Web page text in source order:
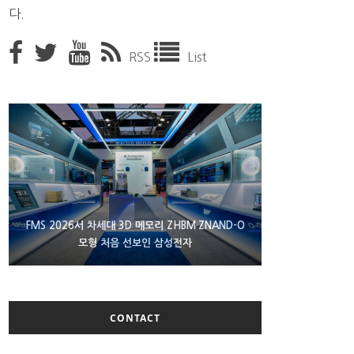
다.
RSS List
FMS 2026서 차세대 3D 메모리 ZHBM·ZNAND-O
모형 처음 선보인 삼성전자
에이수스 구글북 ‘CX9406’ 제품 이미지 유출
XBOX 25주년 맞아 무료 선물 나누는 마이크로소프
트
CONTACT